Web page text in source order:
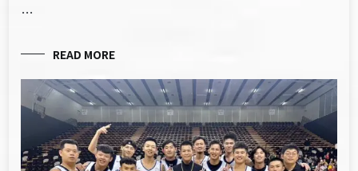
…
READ MORE